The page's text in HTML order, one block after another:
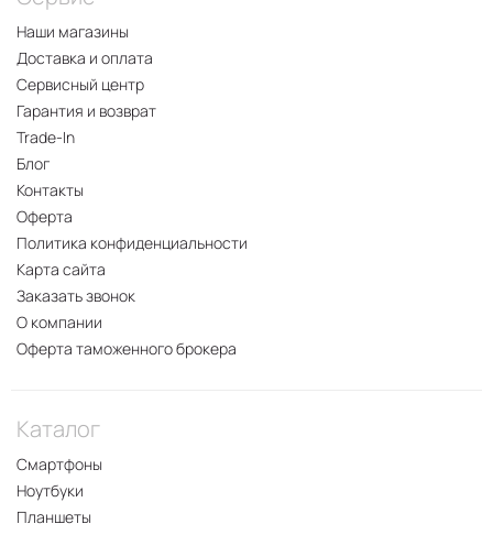
Наши магазины
Доставка и оплата
Сервисный центр
Гарантия и возврат
Trade-In
Блог
Контакты
Оферта
Политика конфиденциальности
Карта сайта
Заказать звонок
О компании
Оферта таможенного брокера
Каталог
Смартфоны
Ноутбуки
Планшеты